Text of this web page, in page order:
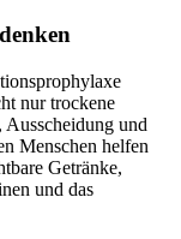
nur trockene
und
Menschen helfen
Getränke,
und das